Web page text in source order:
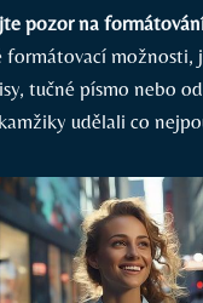
pozor na
formátovací možnosti,
tučné písmo nebo
udělali co